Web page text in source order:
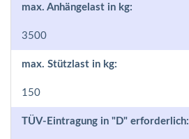
max. Anhängelast in kg:
3500
max. Stützlast in kg:
150
TÜV-Eintragung in "D" erforderlich: